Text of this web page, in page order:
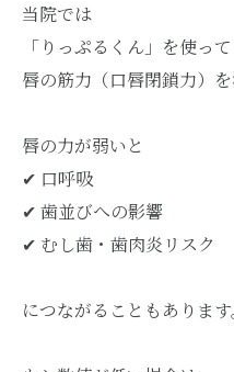
当院では
「りっぷるくん」を使って
唇の筋力（口唇閉鎖力）
唇の力が弱いと
✔︎ 口呼吸
✔︎ 歯並びへの影響
✔︎ むし歯・歯肉炎リスク
につながることもあります